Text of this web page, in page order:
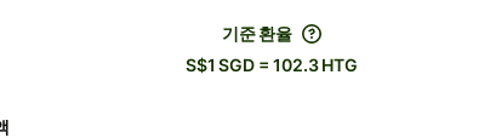
기준 환율
S$1 SGD = 102.3 HTG